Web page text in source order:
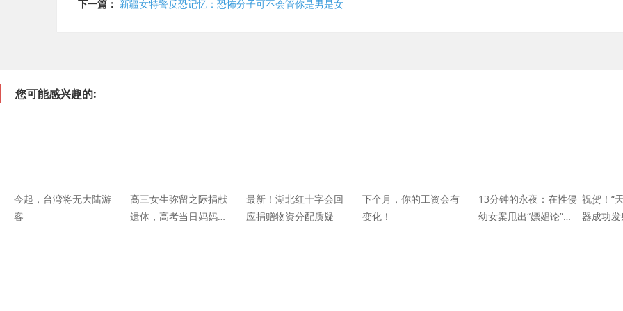
下一篇： 新疆女特警反恐记忆：恐怖分子可不会管你是男是女
您可能感兴趣的:
今起，台湾将无大陆游
客
高三女生弥留之际捐献
遗体，高考当日妈妈发
最新！湖北红十字会回
应捐赠物资分配质疑
下个月，你的工资会有
变化！
13分钟的永夜：在性侵
幼女案甩出“嫖娼论”，
祝贺！“
器成功